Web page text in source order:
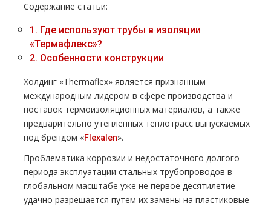
Содержание статьи:
1. Где используют трубы в изоляции
«Термафлекс»?
2. Особенности конструкции
Холдинг «Thermaflex» является признанным
международным лидером в сфере производства и
поставок термоизоляционных материалов, а также
предварительно утепленных теплотрасс выпускаемых
под брендом «Flexalen».
Проблематика коррозии и недостаточного долгого
периода эксплуатации стальных трубопроводов в
глобальном масштабе уже не первое десятилетие
удачно разрешается путем их замены на пластиковые